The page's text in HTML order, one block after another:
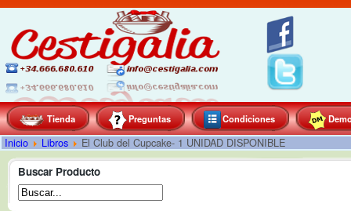
Tienda Preguntas Condiciones
Inicio Libros
El Club del Cupcake- 1 UNIDAD DISPONIBLE
Buscar Producto